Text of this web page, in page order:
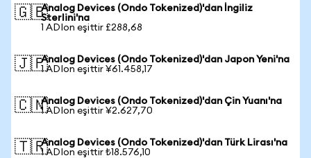
🇬🇧Analog Devices (Ondo Tokenized)'dan İngiliz
Sterlini'na
1 ADIon eşittir £288,68
🇯🇵Analog Devices (Ondo Tokenized)'dan Japon Yeni'na
1 ADIon eşittir ¥61.458,17
🇨🇳Analog Devices (Ondo Tokenized)'dan Çin Yuanı'na
1 ADIon eşittir ¥2.627,70
🇹🇷Analog Devices (Ondo Tokenized)'dan Türk Lirası'na
1 ADIon eşittir ₺18.576,10